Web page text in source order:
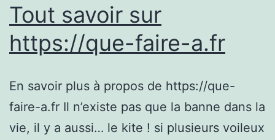
Tout savoir sur
https://que-faire-a.fr
En savoir plus à propos de https://que-
faire-a.fr Il n’existe pas que la banne dans la
vie, il y a aussi… le kite ! si plusieurs voileux